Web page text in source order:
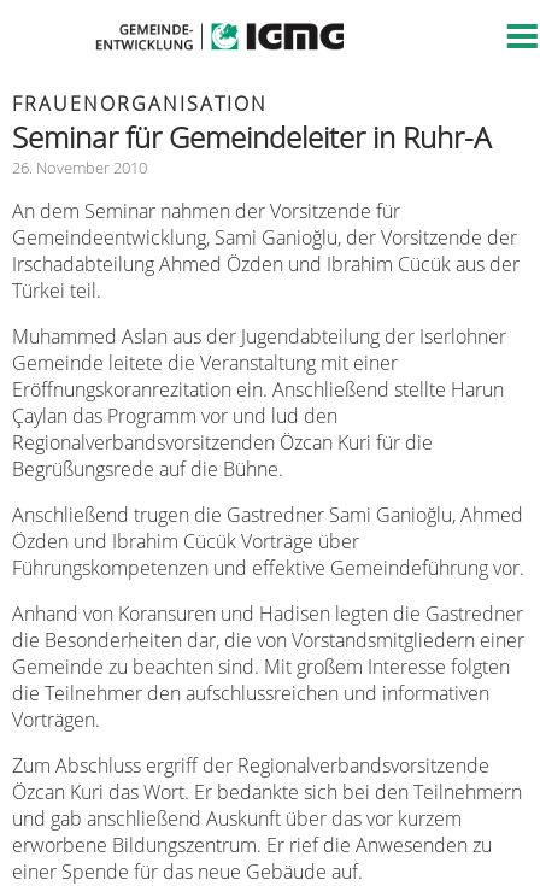
FRAUENORGANISATION
Seminar für Gemeindeleiter in Ruhr-A
26. November 2010
An dem Seminar nahmen der Vorsitzende für
Gemeindeentwicklung, Sami Ganioğlu, der Vorsitzende der
Irschadabteilung Ahmed Özden und Ibrahim Cücük aus der
Türkei teil.
Muhammed Aslan aus der Jugendabteilung der Iserlohner
Gemeinde leitete die Veranstaltung mit einer
Eröffnungskoranrezitation ein. Anschließend stellte Harun
Çaylan das Programm vor und lud den
Regionalverbandsvorsitzenden Özcan Kuri für die
Begrüßungsrede auf die Bühne.
Anschließend trugen die Gastredner Sami Ganioğlu, Ahmed
Özden und Ibrahim Cücük Vorträge über
Führungskompetenzen und effektive Gemeindeführung vor.
Anhand von Koransuren und Hadisen legten die Gastredner
die Besonderheiten dar, die von Vorstandsmitgliedern einer
Gemeinde zu beachten sind. Mit großem Interesse folgten
die Teilnehmer den aufschlussreichen und informativen
Vorträgen.
Zum Abschluss ergriff der Regionalverbandsvorsitzende
Özcan Kuri das Wort. Er bedankte sich bei den Teilnehmern
und gab anschließend Auskunft über das vor kurzem
erworbene Bildungszentrum. Er rief die Anwesenden zu
einer Spende für das neue Gebäude auf.